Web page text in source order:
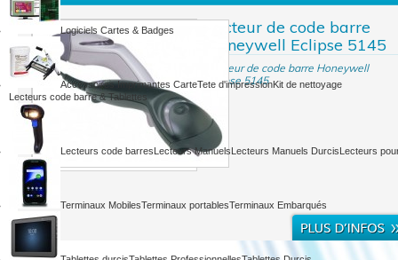
Logiciels Cartes & Badges
Accessoires Imprimantes CarteTete d'impressionKit de nettoyage
Lecteurs code barre & Tablettes
Lecteurs code barresLecteurs ManuelsLecteurs Manuels DurcisLecteurs
Terminaux MobilesTerminaux portablesTerminaux Embarqués
Lecteur de code barre
Honeywell Eclipse 5145
Lecteur de code barre Honeywell
Eclipse 5145